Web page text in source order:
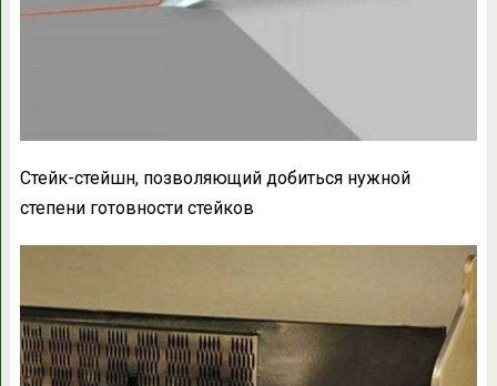
Стейк-стейшн, позволяющий добиться нужной
степени готовности стейков